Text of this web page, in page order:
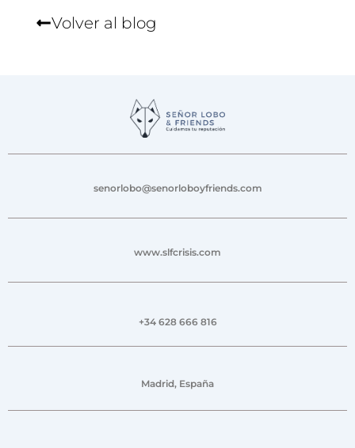
Volver al blog
senorlobo@senorloboyfriends.com
www.slfcrisis.com
+34 628 666 816
Madrid, España